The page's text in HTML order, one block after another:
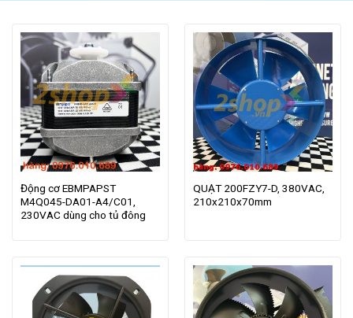
Động cơ EBMPAPST
M4Q045-DA01-A4/C01,
230VAC dùng cho tủ đông
QUẠT 200FZY7-D, 380VAC,
210x210x70mm